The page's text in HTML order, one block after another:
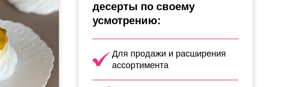
десерты по своему
усмотрению:
Для продажи и расширения
ассортимента